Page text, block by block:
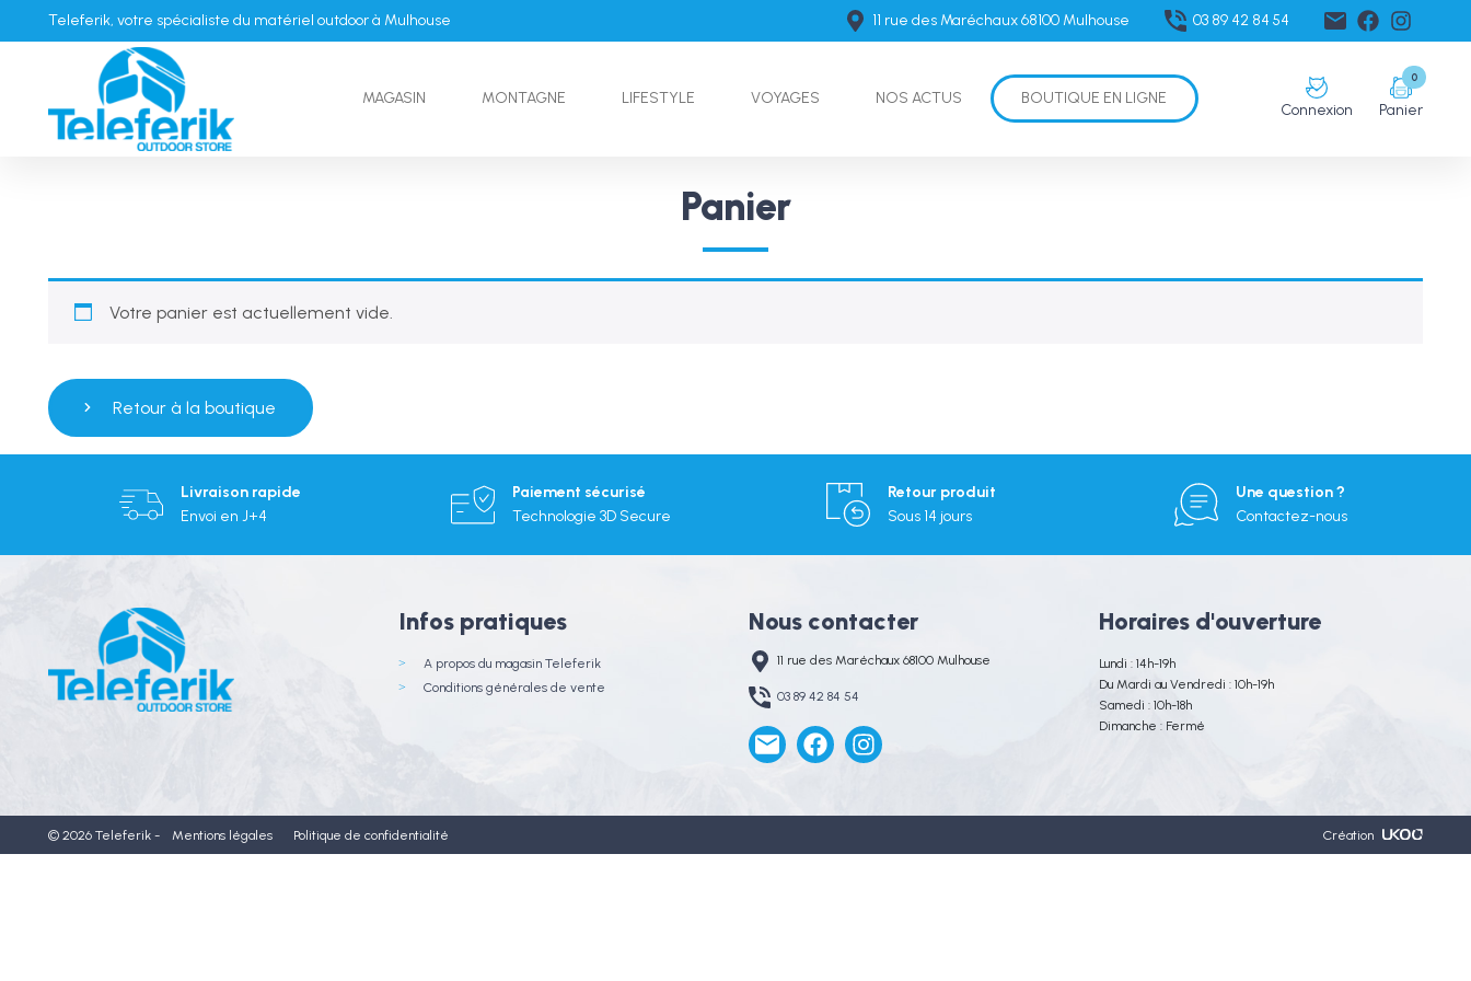
Teleferik, votre spécialiste du matériel outdoor à Mulhouse 11 rue des Maréchaux 68100 Mulhouse 03 89 42 84 54
MAGASIN MONTAGNE LIFESTYLE VOYAGES NOS ACTUS BOUTIQUE EN LIGNE
Connexion
0
Panier
Panier
Votre panier est actuellement vide.
Retour à la boutique
Livraison rapide
Envoi en J+4
Paiement sécurisé
Technologie 3D Secure
Retour produit
Sous 14 jours
Une question ?
Contactez-nous
Infos pratiques
A propos du magasin Teleferik
Conditions générales de vente
Nous contacter
11 rue des Maréchaux 68100 Mulhouse
03 89 42 84 54
Horaires d'ouverture
Lundi : 14h-19h
Du Mardi au Vendredi : 10h-19h
Samedi : 10h-18h
Dimanche : Fermé
© 2026 Teleferik - Mentions légales Politique de confidentialité Création